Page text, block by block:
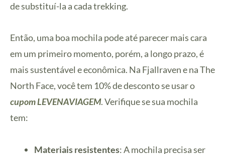
de substituí-la a cada trekking.
Então, uma boa mochila pode até parecer mais cara
em um primeiro momento, porém, a longo prazo, é
mais sustentável e econômica. Na Fjallraven e na The
North Face, você tem 10% de desconto se usar o
cupom LEVENAVIAGEM. Verifique se sua mochila
tem:
Materiais resistentes: A mochila precisa ser